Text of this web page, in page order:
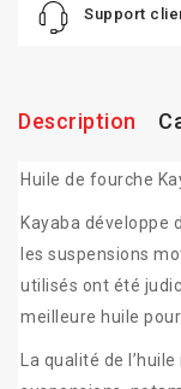
Support
Description
Huile de fourche
Kayaba développe
les suspensions
utilisés ont été
meilleure huile
La qualité de